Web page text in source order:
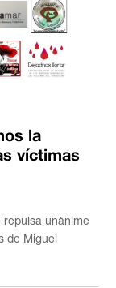
la
víctimas
unánime
de Miguel